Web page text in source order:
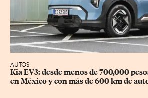
AUTOS
Kia EV3: desde menos de 700,000
en México y con más de 600 km de